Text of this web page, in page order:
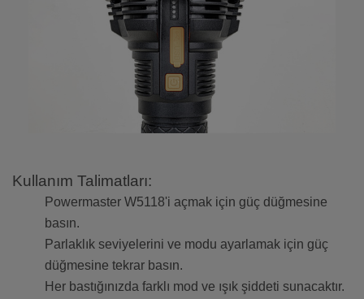
Kullanım Talimatları:
Powermaster W5118'i açmak için güç düğmesine
basın.
Parlaklık seviyelerini ve modu ayarlamak için güç
düğmesine tekrar basın.
Her bastığınızda farklı mod ve ışık şiddeti sunacaktır.